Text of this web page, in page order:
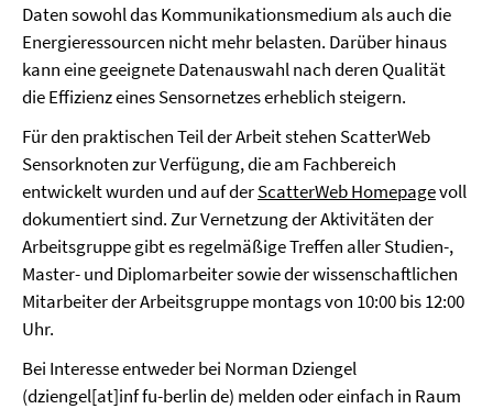
Daten sowohl das Kommunikationsmedium als auch die
Energieressourcen nicht mehr belasten. Darüber hinaus
kann eine geeignete Datenauswahl nach deren Qualität
die Effizienz eines Sensornetzes erheblich steigern.
Für den praktischen Teil der Arbeit stehen ScatterWeb
Sensorknoten zur Verfügung, die am Fachbereich
entwickelt wurden und auf derScatterWeb Homepagevoll
dokumentiert sind. Zur Vernetzung der Aktivitäten der
Arbeitsgruppe gibt es regelmäßige Treffen aller Studien-,
Master-und Diplomarbeiter sowie der wissenschaftlichen
Mitarbeiter der Arbeitsgruppe montags von 10:00 bis 12:00
Uhr.
Bei Interesse entweder bei Norman Dziengel
(dziengel[at]inf fu-berlin de) melden oder einfach in Raum